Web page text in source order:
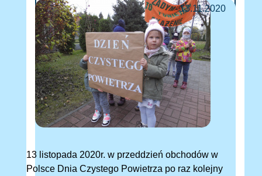
13.11.2020
13 listopada 2020r. w przeddzień obchodów w
Polsce Dnia Czystego Powietrza po raz kolejny